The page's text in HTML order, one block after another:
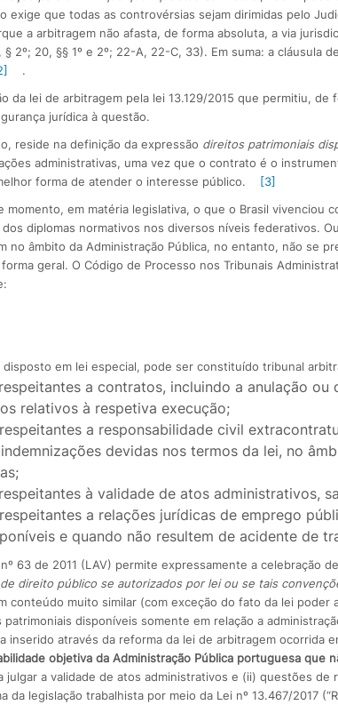
exige que todas as controvérsias sejam dirimidas pelo
a arbitragem não afasta, de forma absoluta, a via
§ 2º; 20, §§ 1º e 2º; 22-A, 22-C, 33). Em suma: a cláusula
.
da lei de arbitragem pela lei 13.129/2015 que permitiu,
jurídica à questão.
reside na definição da expressão direitos patrimoniais
administrativas, uma vez que o contrato é o
forma de atender o interesse público.
[3]
momento, em matéria legislativa, o que o Brasil vivenciou
diplomas normativos nos diversos níveis federativos.
no âmbito da Administração Pública, no entanto, não se
geral. O Código de Processo nos Tribunais
disposto em lei especial, pode ser constituído tribunal
a contratos, incluindo a anulação
relativos à respetiva execução;
a responsabilidade civil
devidas nos termos da lei, no
à validade de atos administrativos,
a relações jurídicas de emprego
e quando não resultem de acidente de
63 de 2011 (LAV) permite expressamente a celebração
direito público se autorizados por lei ou se tais
conteúdo muito similar (com exceção do fato da lei poder
disponíveis somente em relação a
inserido através da reforma da lei de arbitragem ocorrida
objetiva da Administração Pública portuguesa que
julgar a validade de atos administrativos e (ii) questões
da legislação trabalhista por meio da Lei nº 13.467/2017